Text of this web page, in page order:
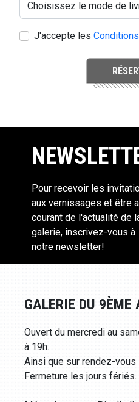
J'accepte les
Pour recevoir les
aux vernissages et être
courant de l'actualité de
galerie, inscrivez-vous à
notre newsletter!
GALERIE DU 9ÈME
Ouvert du mercredi au
à 19h.
Ainsi que sur rendez-vous
Fermeture les jours fériés.